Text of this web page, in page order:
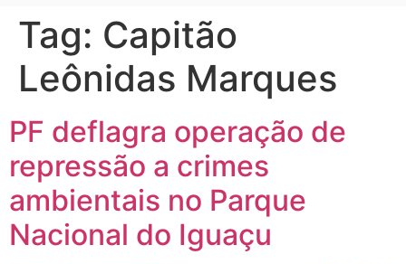
Tag: Capitão
Leônidas Marques
PF deflagra operação de
repressão a crimes
ambientais no Parque
Nacional do Iguaçu